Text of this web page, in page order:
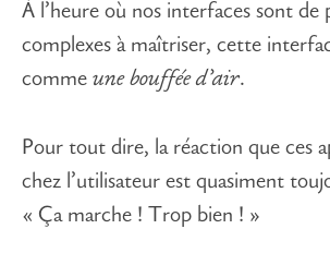
À l’heure où nos interfaces sont de
complexes à maîtriser, cette
comme une bouffée d’air.
Pour tout dire, la réaction que ces
chez l’utilisateur est quasiment
« Ça marche ! Trop bien ! »